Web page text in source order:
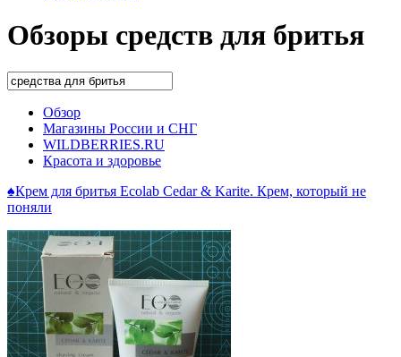
Обзоры средств для бритья
Обзор
Магазины России и СНГ
WILDBERRIES.RU
Красота и здоровье
♠Крем для бритья Ecolab Cedar & Karite. Крем, который не
поняли